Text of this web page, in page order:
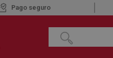
Pago seguro